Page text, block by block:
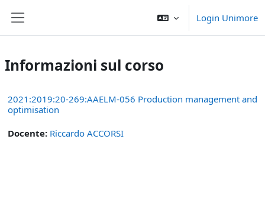
Login Unimore
Informazioni sul corso
2021:2019:20-269:AAELM-056 Production management and
optimisation
Docente: Riccardo ACCORSI